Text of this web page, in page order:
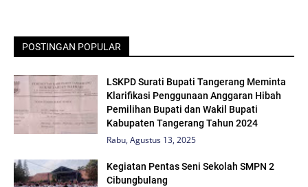
POSTINGAN POPULAR
LSKPD Surati Bupati Tangerang Meminta
Klarifikasi Penggunaan Anggaran Hibah
Pemilihan Bupati dan Wakil Bupati
Kabupaten Tangerang Tahun 2024
Rabu, Agustus 13, 2025
Kegiatan Pentas Seni Sekolah SMPN 2
Cibungbulang